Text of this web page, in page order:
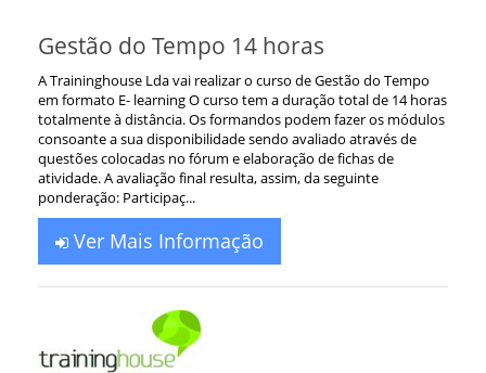
Gestão do Tempo 14 horas
A Traininghouse Lda vai realizar o curso de Gestão do Tempo
em formato E- learning O curso tem a duração total de 14 horas
totalmente à distância. Os formandos podem fazer os módulos
consoante a sua disponibilidade sendo avaliado através de
questões colocadas no fórum e elaboração de fichas de
atividade. A avaliação final resulta, assim, da seguinte
ponderação: Participaç...
Ver Mais Informação